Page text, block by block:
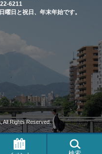
6211
曜日と祝日、年末年始です。
All Rights Reserved.